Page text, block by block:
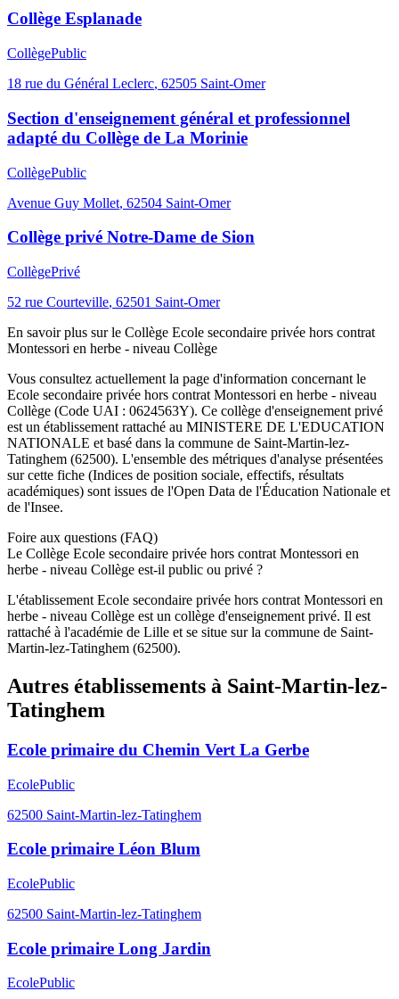
Collège Esplanade
CollègePublic
18 rue du Général Leclerc, 62505 Saint-Omer
Section d'enseignement général et professionnel
adapté du Collège de La Morinie
CollègePublic
Avenue Guy Mollet, 62504 Saint-Omer
Collège privé Notre-Dame de Sion
CollègePrivé
52 rue Courteville, 62501 Saint-Omer
En savoir plus sur le Collège Ecole secondaire privée hors contrat
Montessori en herbe - niveau Collège
Vous consultez actuellement la page d'information concernant le
Ecole secondaire privée hors contrat Montessori en herbe - niveau
Collège (Code UAI : 0624563Y). Ce collège d'enseignement privé
est un établissement rattaché au MINISTERE DE L'EDUCATION
NATIONALE et basé dans la commune de Saint-Martin-lez-
Tatinghem (62500). L'ensemble des métriques d'analyse présentées
sur cette fiche (Indices de position sociale, effectifs, résultats
académiques) sont issues de l'Open Data de l'Éducation Nationale et
de l'Insee.
Foire aux questions (FAQ)
Le Collège Ecole secondaire privée hors contrat Montessori en
herbe - niveau Collège est-il public ou privé ?
L'établissement Ecole secondaire privée hors contrat Montessori en
herbe - niveau Collège est un collège d'enseignement privé. Il est
rattaché à l'académie de Lille et se situe sur la commune de Saint-
Martin-lez-Tatinghem (62500).
Autres établissements à Saint-Martin-lez-
Tatinghem
Ecole primaire du Chemin Vert La Gerbe
EcolePublic
62500 Saint-Martin-lez-Tatinghem
Ecole primaire Léon Blum
EcolePublic
62500 Saint-Martin-lez-Tatinghem
Ecole primaire Long Jardin
EcolePublic